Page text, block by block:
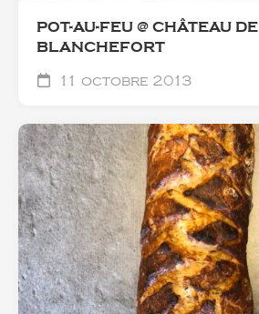
POT-AU-FEU @ CHÂTEAU DE
BLANCHEFORT
11 octobre 2013